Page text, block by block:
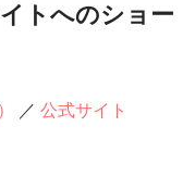
トへのショー
／ 公式サイト